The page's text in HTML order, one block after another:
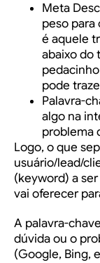
Meta
peso
é aquele
abaixo do
pode
Palavra-
algo na
problema
Logo, o que
usuário/lead/
(keyword) a
vai oferecer
A palavra-
dúvida ou o
(Google, Bing,